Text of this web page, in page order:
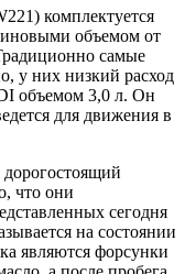
комплектуется
объемом от
самые
у них низкий расход
объемом 3,0 л. Он
для движения в
дорогостоящий
что они
сегодня
на состоянии
являются форсунки